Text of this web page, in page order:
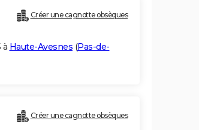
Créer une cagnotte obsèques
à Haute-Avesnes (Pas-de-
Créer une cagnotte obsèques